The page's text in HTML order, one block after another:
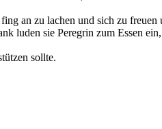
an zu lachen und sich zu freuen
luden sie Peregrin zum Essen
sollte.